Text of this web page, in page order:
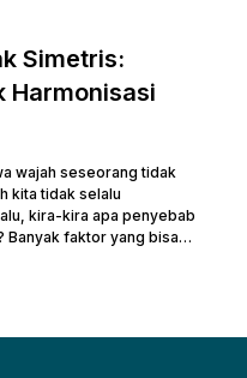
Simetris:
Harmonisasi
wajah seseorang tidak
kita tidak selalu
kira-kira apa penyebab
Banyak faktor yang bisa
genetika, gaya hidup,